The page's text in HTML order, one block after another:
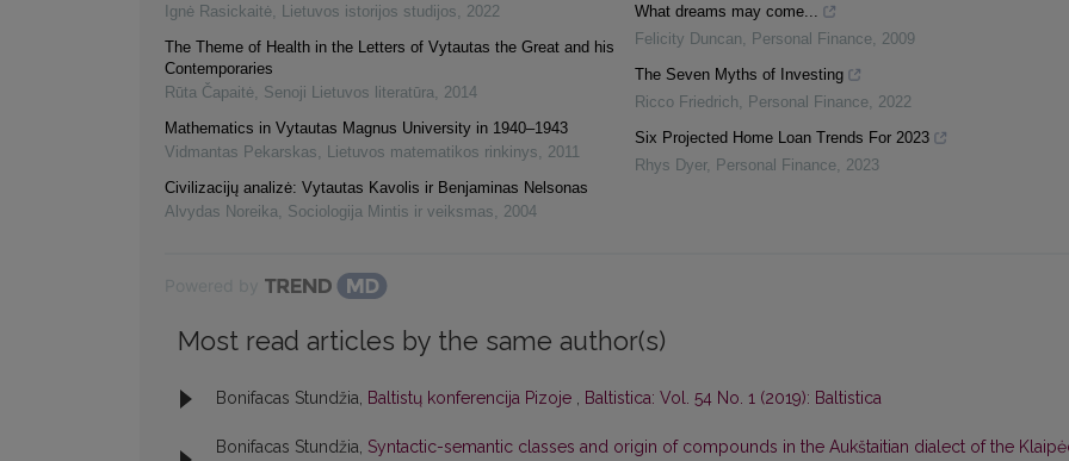
Ignė Rasickaitė, Lietuvos istorijos studijos, 2022
The Theme of Health in the Letters of Vytautas the Great and his
Contemporaries
Rūta Čapaitė, Senoji Lietuvos literatūra, 2014
Mathematics in Vytautas Magnus University in 1940–1943
Vidmantas Pekarskas, Lietuvos matematikos rinkinys, 2011
Civilizacijų analizė: Vytautas Kavolis ir Benjaminas Nelsonas
Alvydas Noreika, Sociologija Mintis ir veiksmas, 2004
What dreams may come...
Felicity Duncan, Personal Finance, 2009
The Seven Myths of Investing
Ricco Friedrich, Personal Finance, 2022
Six Projected Home Loan Trends For 2023
Rhys Dyer, Personal Finance, 2023
Most read articles by the same author(s)
Bonifacas Stundžia, Baltistų konferencija Pizoje , Baltistica: Vol. 54 No. 1 (2019): Baltistica
Bonifacas Stundžia, Syntactic-semantic classes and origin of compounds in the Aukštaitian dialect of the